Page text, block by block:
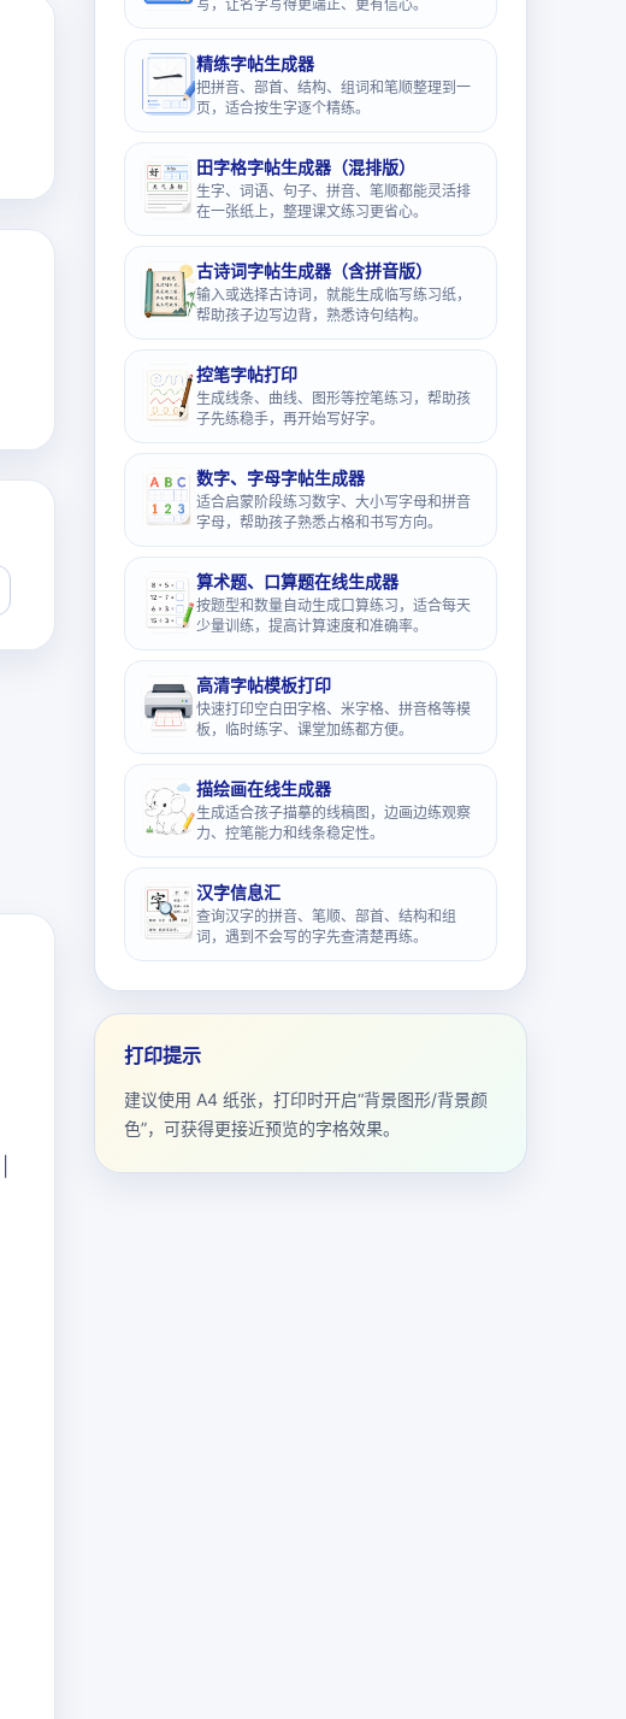
写，让名字写得更端正、更有信心。
精练字帖生成器
把拼音、部首、结构、组词和笔顺整理到一
页，适合按生字逐个精练。
田字格字帖生成器（混排版）
生字、词语、句子、拼音、笔顺都能灵活排
在一张纸上，整理课文练习更省心。
古诗词字帖生成器（含拼音版）
输入或选择古诗词，就能生成临写练习纸，
帮助孩子边写边背，熟悉诗句结构。
控笔字帖打印
生成线条、曲线、图形等控笔练习，帮助孩
子先练稳手，再开始写好字。
数字、字母字帖生成器
适合启蒙阶段练习数字、大小写字母和拼音
字母，帮助孩子熟悉占格和书写方向。
算术题、口算题在线生成器
按题型和数量自动生成口算练习，适合每天
少量训练，提高计算速度和准确率。
高清字帖模板打印
快速打印空白田字格、米字格、拼音格等模
板，临时练字、课堂加练都方便。
描绘画在线生成器
生成适合孩子描摹的线稿图，边画边练观察
力、控笔能力和线条稳定性。
汉字信息汇
查询汉字的拼音、笔顺、部首、结构和组
词，遇到不会写的字先查清楚再练。
打印提示
建议使用 A4 纸张，打印时开启“背景图形/背景颜
色”，可获得更接近预览的字格效果。